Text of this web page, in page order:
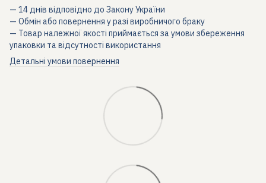
— 14 днів відповідно до Закону України
— Обмін або повернення у разі виробничого браку
— Товар належної якості приймається за умови збереження
упаковки та відсутності використання
Детальні умови повернення